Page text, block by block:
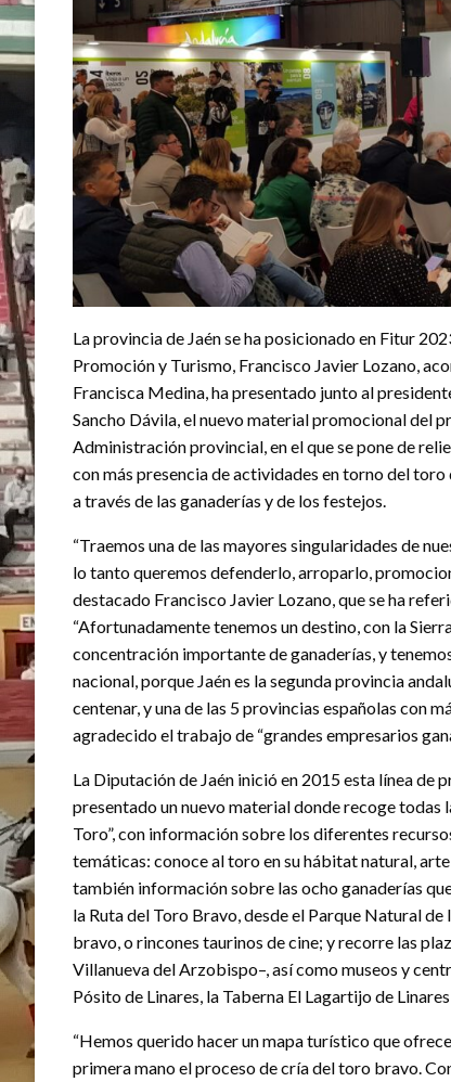
La provincia de Jaén se ha posicionado en Fitur
Promoción y Turismo, Francisco Javier Lozano,
Francisca Medina, ha presentado junto al
Sancho Dávila, el nuevo material promocional del
Administración provincial, en el que se pone de
con más presencia de actividades en torno del
a través de las ganaderías y de los festejos.
“Traemos una de las mayores singularidades de
lo tanto queremos defenderlo, arroparlo,
destacado Francisco Javier Lozano, que se ha
“Afortunadamente tenemos un destino, con la
concentración importante de ganaderías, y
nacional, porque Jaén es la segunda provincia
centenar, y una de las 5 provincias españolas con
agradecido el trabajo de “grandes empresarios
La Diputación de Jaén inició en 2015 esta línea
presentado un nuevo material donde recoge todas
Toro”, con información sobre los diferentes
temáticas: conoce al toro en su hábitat natural,
también información sobre las ocho ganaderías
la Ruta del Toro Bravo, desde el Parque Natural
bravo, o rincones taurinos de cine; y recorre las
Villanueva del Arzobispo–, así como museos y
Pósito de Linares, la Taberna El Lagartijo de
“Hemos querido hacer un mapa turístico que
primera mano el proceso de cría del toro bravo.